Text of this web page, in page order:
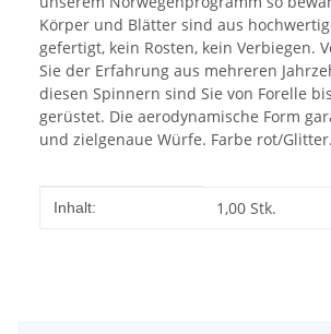
Körper und Blätter sind aus
gefertigt, kein Rosten, kein Verbiegen.
Sie der Erfahrung aus mehreren
diesen Spinnern sind Sie von Forelle
gerüstet. Die aerodynamische Form
und zielgenaue Würfe. Farbe rot/
Produkteigenschaft
Wert
Inhalt: 1,00 Stk.